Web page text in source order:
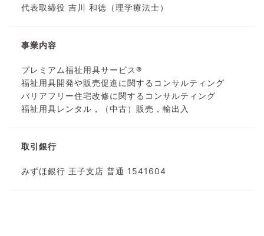
代表取締役 吉川 和徳（理学療法士）
事業内容
プレミアム福祉用具サービス®
福祉用具開発や販売促進に関するコンサルティング
バリアフリー住宅改修に関するコンサルティング
福祉用具レンタル，（中古）販売，輸出入
取引銀行
みずほ銀行 王子支店 普通 1541604